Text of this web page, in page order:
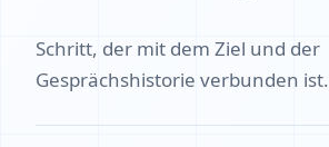
Schritt, der mit dem Ziel und der
Gesprächshistorie verbunden ist.